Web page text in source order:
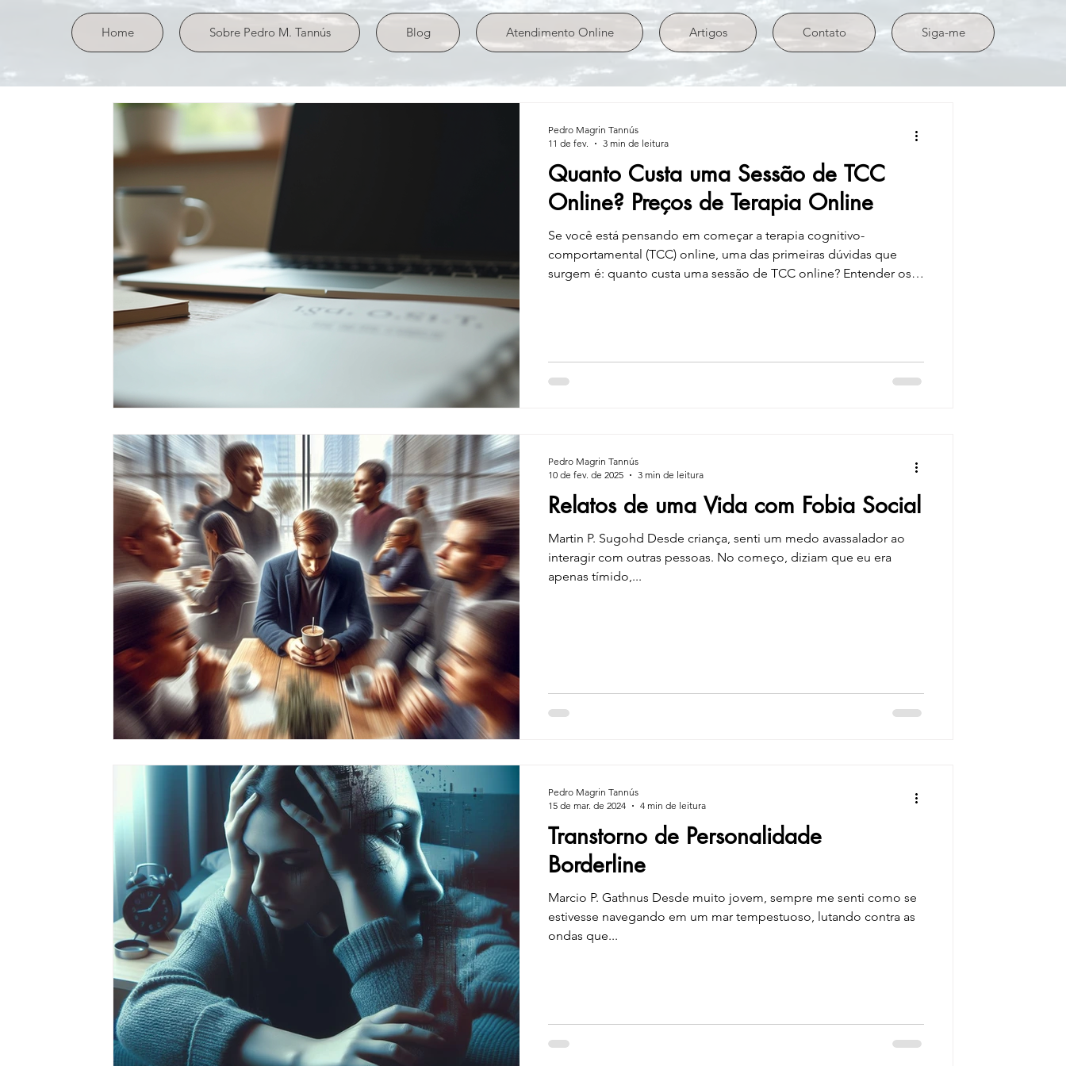
Home Sobre Pedro M. Tannús Blog Atendimento Online Artigos Contato Siga-me
Quanto Custa uma Sessão de TCC
Online? Preços de Terapia Online
Se você está pensando em começar a terapia cognitivo-
comportamental (TCC) online, uma das primeiras dúvidas que
surgem é: quanto custa uma sessão de TCC online? Entender os
Pedro Magrin Tannús
11 de fev.
3 min de leitura
Relatos de uma Vida com Fobia Social
Martin P. Sugohd Desde criança, senti um medo avassalador ao
interagir com outras pessoas. No começo, diziam que eu era
apenas tímido,...
Pedro Magrin Tannús
10 de fev. de 2025
3 min de leitura
Transtorno de Personalidade
Borderline
Marcio P. Gathnus Desde muito jovem, sempre me senti como se
estivesse navegando em um mar tempestuoso, lutando contra as
ondas que...
Pedro Magrin Tannús
15 de mar. de 2024
4 min de leitura